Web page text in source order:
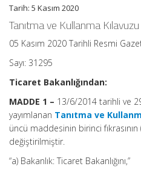
Tarih: 5 Kasım 2020
Tanıtma ve Kullanma
05 Kasım 2020 Tarihli Resmi
Sayı: 31295
Ticaret Bakanlığından:
MADDE 1 – 13/6/2014 tarihli ve
yayımlanan Tanıtma ve
üncü maddesinin birinci
değiştirilmiştir.
“a) Bakanlık: Ticaret Bakanlığını,”